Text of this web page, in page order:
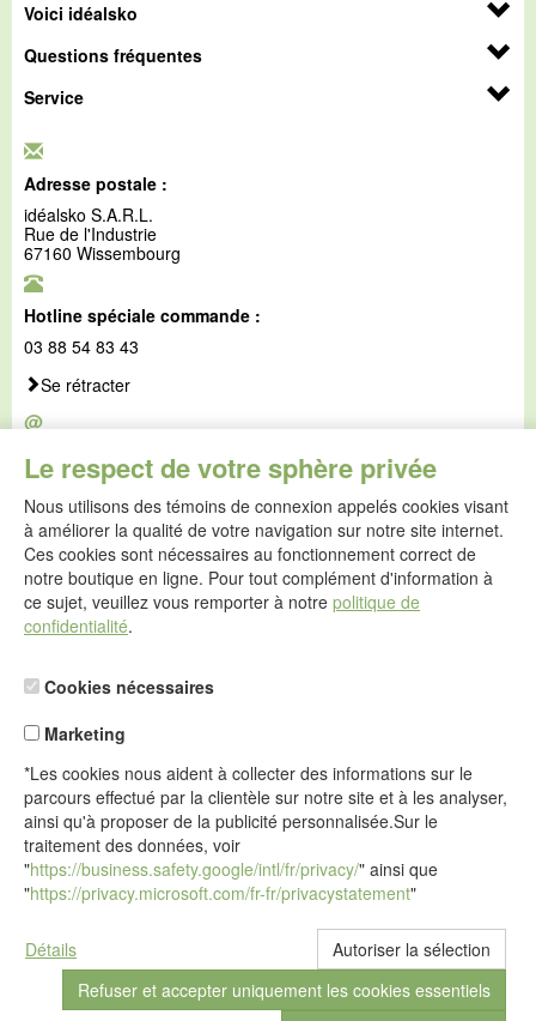
Le respect de votre sphère privée
Nous utilisons des témoins de connexion appelés cookies visant
à améliorer la qualité de votre navigation sur notre site internet.
Ces cookies sont nécessaires au fonctionnement correct de
notre boutique en ligne. Pour tout complément d'information à
ce sujet, veuillez vous remporter à notre politique de
confidentialité.
Cookies nécessaires
Marketing
*Les cookies nous aident à collecter des informations sur le
parcours effectué par la clientèle sur notre site et à les analyser,
ainsi qu'à proposer de la publicité personnalisée.Sur le
traitement des données, voir
"https://business.safety.google/intl/fr/privacy/" ainsi que
"https://privacy.microsoft.com/fr-fr/privacystatement"
Détails
Voici idéalsko
Questions fréquentes
Service
Adresse postale :
idéalsko S.A.R.L.
Rue de l'Industrie
67160 Wissembourg
Hotline spéciale commande :
03 88 54 83 43
Se rétracter
@
service@idealsko.fr
@
Formulaire de contact
Aller au formulaire de contact